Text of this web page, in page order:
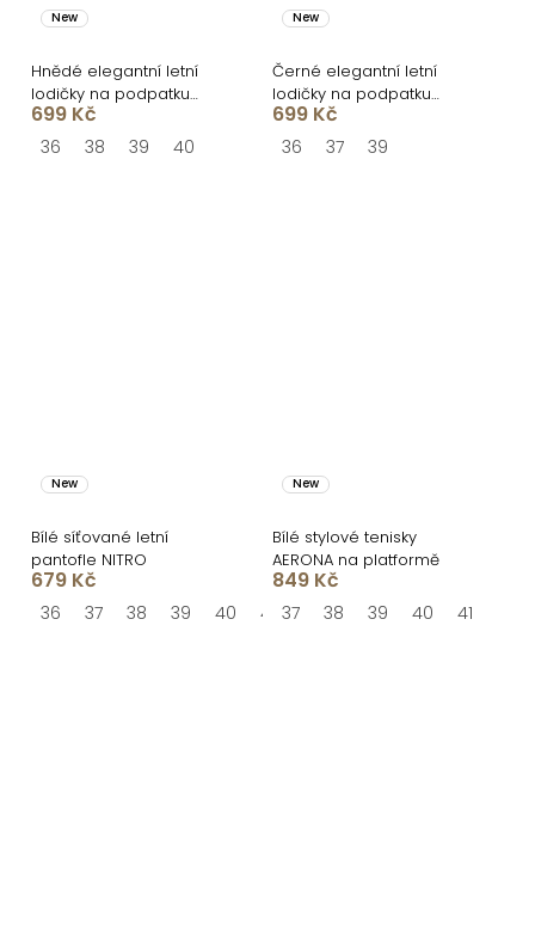
New
Hnědé elegantní letní
lodičky na podpatku
FLEXITA
699 Kč
36 38 39 40
New
Černé elegantní letní
lodičky na podpatku
FLEXITA
699 Kč
36 37 39
New
Bílé síťované letní
pantofle NITRO
679 Kč
36 37 38 39 40 41
New
Bílé stylové tenisky
AERONA na platformě
849 Kč
37 38 39 40 41